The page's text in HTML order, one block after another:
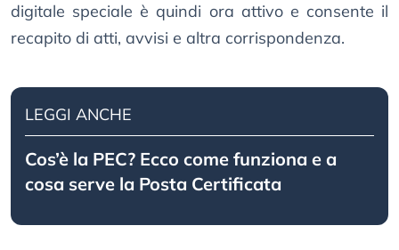
digitale speciale è quindi ora attivo e consente il
recapito di atti, avvisi e altra corrispondenza.
LEGGI ANCHE
Cos’è la PEC? Ecco come funziona e a
cosa serve la Posta Certificata